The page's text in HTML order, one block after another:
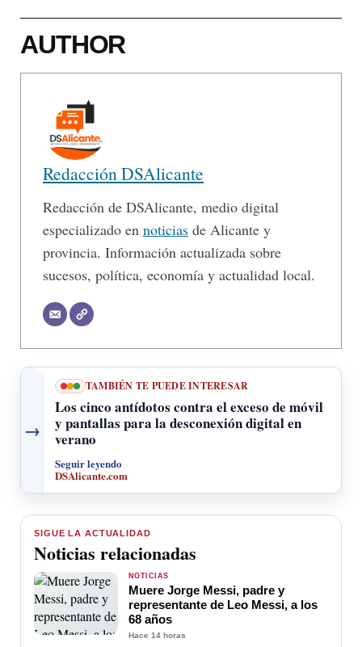
AUTHOR
Redacción DSAlicante
Redacción de DSAlicante, medio digital
especializado en noticias de Alicante y
provincia. Información actualizada sobre
sucesos, política, economía y actualidad local.
→
TAMBIÉN TE PUEDE INTERESAR
Los cinco antídotos contra el exceso de móvil
y pantallas para la desconexión digital en
verano
Seguir leyendo
DSAlicante.com
SIGUE LA ACTUALIDAD
Noticias relacionadas
NOTICIAS
Muere Jorge Messi, padre y
representante de Leo Messi, a los
68 años
Hace 14 horas